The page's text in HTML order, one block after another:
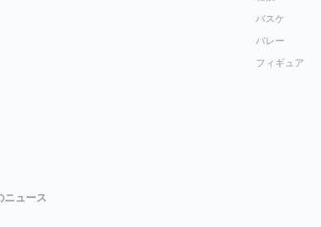
バスケ
バレー
フィギュア
ニュース